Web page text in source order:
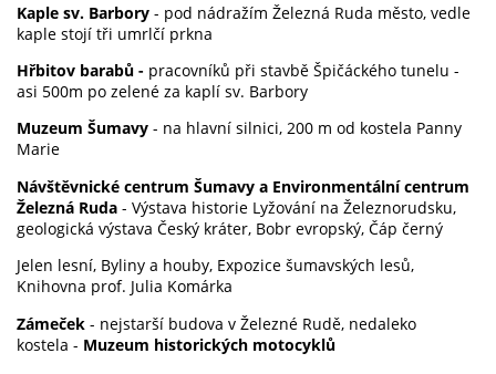
Kaple sv. Barbory - pod nádražím Železná Ruda město, vedle
kaple stojí tři umrlčí prkna
Hřbitov barabů - pracovníků při stavbě Špičáckého tunelu -
asi 500m po zelené za kaplí sv. Barbory
Muzeum Šumavy - na hlavní silnici, 200 m od kostela Panny
Marie
Návštěvnické centrum Šumavy a Environmentální centrum
Železná Ruda - Výstava historie Lyžování na Železnorudsku,
geologická výstava Český kráter, Bobr evropský, Čáp černý
Jelen lesní, Byliny a houby, Expozice šumavských lesů,
Knihovna prof. Julia Komárka
Zámeček - nejstarší budova v Železné Rudě, nedaleko
kostela - Muzeum historických motocyklů